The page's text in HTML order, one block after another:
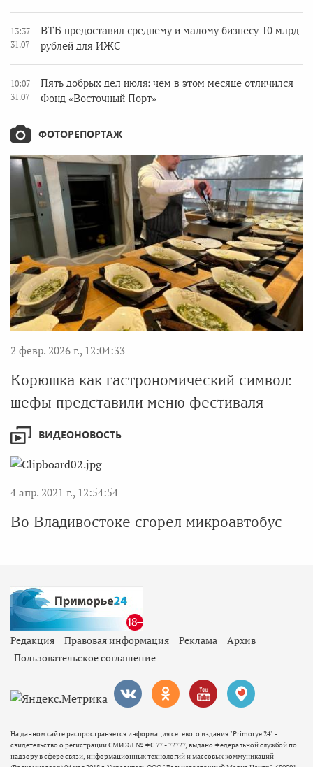
13:37
31.07
ВТБ предоставил среднему и малому бизнесу 10 млрд
рублей для ИЖС
10:07
31.07
Пять добрых дел июля: чем в этом месяце отличился
Фонд «Восточный Порт»
ФОТОРЕПОРТАЖ
2 февр. 2026 г., 12:04:33
Корюшка как гастрономический символ:
шефы представили меню фестиваля
ВИДЕОНОВОСТЬ
4 апр. 2021 г., 12:54:54
Во Владивостоке сгорел микроавтобус
Редакция Правовая информация Реклама
Архив
Пользовательское соглашение
На данном сайте распространяется информация сетевого издания "Primorye 24" -
свидетельство о регистрации СМИ ЭЛ № ФС 77 - 72727, выдано Федеральной службой по
надзору в сфере связи, информационных технологий и массовых коммуникаций